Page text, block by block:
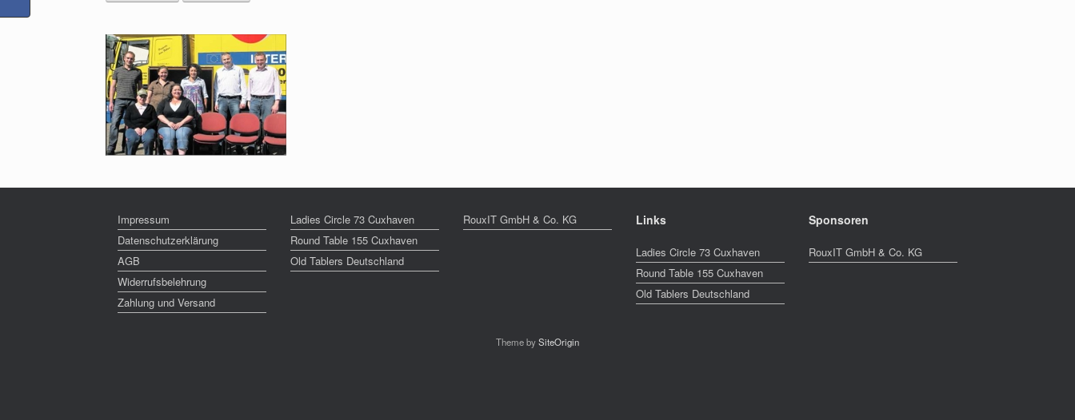
Impressum
Datenschutzerklärung
AGB
Widerrufsbelehrung
Zahlung und Versand
Ladies Circle 73 Cuxhaven
Round Table 155 Cuxhaven
Old Tablers Deutschland
RouxIT GmbH & Co. KG Links
Ladies Circle 73 Cuxhaven
Round Table 155 Cuxhaven
Old Tablers Deutschland
Sponsoren
RouxIT GmbH & Co. KG
Theme bySiteOrigin